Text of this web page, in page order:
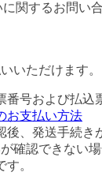
関するお問い
いただけます。
番号および払込
お支払い方法
後、発送手続き
確認できない
。